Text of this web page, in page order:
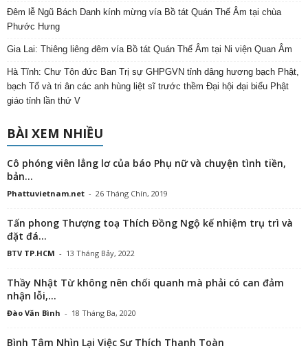
Đêm lễ Ngũ Bách Danh kính mừng vía Bồ tát Quán Thế Âm tại chùa
Phước Hưng
Gia Lai: Thiêng liêng đêm vía Bồ tát Quán Thế Âm tại Ni viện Quan Âm
Hà Tĩnh: Chư Tôn đức Ban Trị sự GHPGVN tỉnh dâng hương bạch Phật,
bạch Tổ và tri ân các anh hùng liệt sĩ trước thềm Đại hội đại biểu Phật
giáo tỉnh lần thứ V
BÀI XEM NHIỀU
Cô phóng viên lẳng lơ của báo Phụ nữ và chuyện tình tiền,
bản...
Phattuvietnam.net - 26 Tháng Chín, 2019
Tấn phong Thượng toạ Thích Đồng Ngộ kế nhiệm trụ trì và
đặt đá...
BTV TP.HCM - 13 Tháng Bảy, 2022
Thầy Nhật Từ không nên chối quanh mà phải có can đảm
nhận lỗi,...
Đào Văn Bình - 18 Tháng Ba, 2020
Bình Tâm Nhìn Lại Việc Sư Thích Thanh Toàn